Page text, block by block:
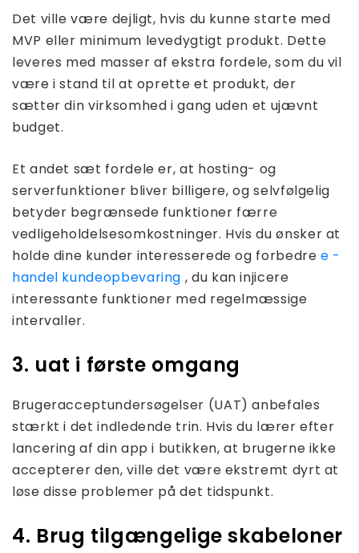
Det ville være dejligt, hvis du kunne starte med
MVP eller minimum levedygtigt produkt. Dette
leveres med masser af ekstra fordele, som du vil
være i stand til at oprette et produkt, der
sætter din virksomhed i gang uden et ujævnt
budget.
Et andet sæt fordele er, at hosting- og
serverfunktioner bliver billigere, og selvfølgelig
betyder begrænsede funktioner færre
vedligeholdelsesomkostninger. Hvis du ønsker at
holde dine kunder interesserede og forbedree -
handel kundeopbevaring , du kan injicere
interessante funktioner med regelmæssige
intervaller.
3. uat i første omgang
Brugeracceptundersøgelser (UAT) anbefales
stærkt i det indledende trin. Hvis du lærer efter
lancering af din app i butikken, at brugerne ikke
accepterer den, ville det være ekstremt dyrt at
løse disse problemer på det tidspunkt.
4. Brug tilgængelige skabeloner